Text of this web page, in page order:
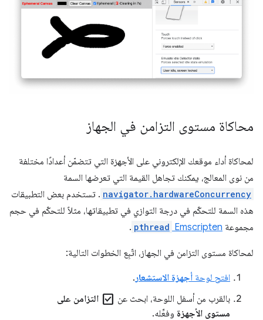
محاكاة مستوى التزامن في الجهاز
لمحاكاة أداء موقعك الإلكتروني على الأجهزة التي تتضمّن أعدادًا مختلفة
من نوى المعالج، يمكنك تجاهل القيمة التي تعرضها السمة
navigator.hardwareConcurrency . تستخدم بعض التطبيقات
هذه السمة للتحكّم في درجة التوازي في تطبيقاتها، مثلاً للتحكّم في حجم
مجموعة Emscripten
pthread
.
لمحاكاة مستوى التزامن في الجهاز، اتّبِع الخطوات التالية:
افتح لوحة أجهزة الاستشعار .
بالقرب من أسفل اللوحة، ابحث عن check_box التزامن على
مستوى الأجهزة وفعِّله.